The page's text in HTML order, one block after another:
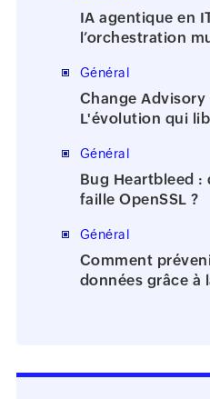
IA agentique en
l’orchestration
Général
Change Advisory
L'évolution qui
Général
Bug Heartbleed :
faille OpenSSL ?
Général
Comment
données grâce à